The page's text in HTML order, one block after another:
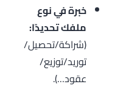
خبرة في نوع
ملفك تحديدًا:
(شراكة/تحصيل/
توريد/توزيع/
عقود…).